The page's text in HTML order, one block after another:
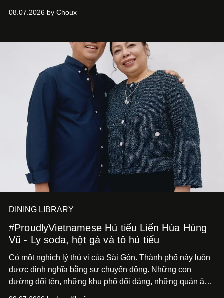
08.07.2026 by Choux
DINING LIBRARY
#ProudlyVietnamese Hủ tiếu Liến Húa Hùng
Vũ - Ly soda, hột gà và tô hủ tiếu
Có một nghịch lý thú vị của Sài Gòn. Thành phố này luôn
được định nghĩa bằng sự chuyển động. Những con
đường đổi tên, những khu phố đổi dáng, những quán ăn